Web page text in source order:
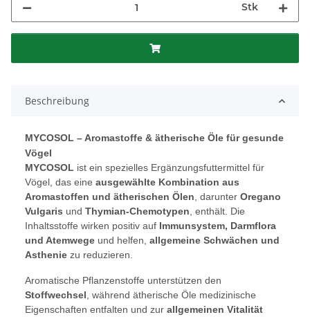
Stk
Beschreibung
MYCOSOL – Aromastoffe & ätherische Öle für gesunde
Vögel
MYCOSOL ist ein spezielles Ergänzungsfuttermittel für
Vögel, das eine ausgewählte Kombination aus
Aromastoffen und ätherischen Ölen , darunter Oregano
Vulgaris und Thymian-Chemotypen , enthält. Die
Inhaltsstoffe wirken positiv auf Immunsystem, Darmflora
und Atemwege und helfen, allgemeine Schwächen und
Asthenie zu reduzieren.
Aromatische Pflanzenstoffe unterstützen den
Stoffwechsel , während ätherische Öle medizinische
Eigenschaften entfalten und zur allgemeinen Vitalität